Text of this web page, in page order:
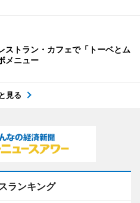
ストラン・カフェで「トーベとム
メニュー
見る
ランキング